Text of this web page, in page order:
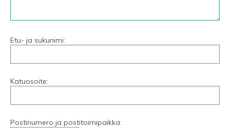
Etu- ja sukunimi:
Katuosoite:
Postinumero ja postitoimipaikka: